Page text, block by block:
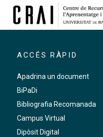
ACCÉS RÀPID
Apadrina un document
BiPaDi
Bibliografia Recomanada
Campus Virtual
Dipòsit Digital